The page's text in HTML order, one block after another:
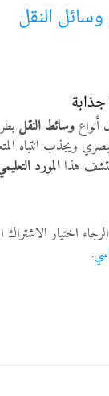
النقل
أنواع وسائط النقل
ويجذب انتباه
هذا المورد
اختيار الاشتراك
.